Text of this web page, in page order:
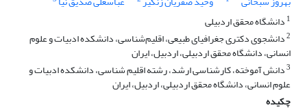
1 دانشگاه محقق اردبیلی
2دانشجوی دکتری جغرافیای طبیعی، اقلیم‌شناسی، دانشکده ادبیات و علوم
انسانی، دانشگاه محقق اردبیلی، اردبیل، ایران
3دانش آموخته، کارشناسی ارشد، رشته اقلیم شناسی، دانشکده ادبیات و
علوم انسانی، دانشگاه محقق اردبیلی، اردبیل، ایران
چکیده